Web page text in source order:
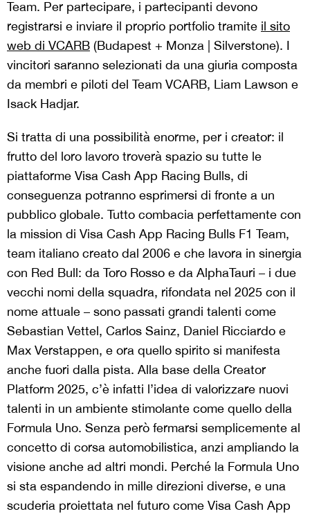
Team. Per partecipare, i partecipanti devono
registrarsi e inviare il proprio portfolio tramite il sito
web di VCARB (Budapest + Monza | Silverstone). I
vincitori saranno selezionati da una giuria composta
da membri e piloti del Team VCARB, Liam Lawson e
Isack Hadjar.
Si tratta di una possibilità enorme, per i creator: il
frutto del loro lavoro troverà spazio su tutte le
piattaforme Visa Cash App Racing Bulls, di
conseguenza potranno esprimersi di fronte a un
pubblico globale. Tutto combacia perfettamente con
la mission di Visa Cash App Racing Bulls F1 Team,
team italiano creato dal 2006 e che lavora in sinergia
con Red Bull: da Toro Rosso e da AlphaTauri – i due
vecchi nomi della squadra, rifondata nel 2025 con il
nome attuale – sono passati grandi talenti come
Sebastian Vettel, Carlos Sainz, Daniel Ricciardo e
Max Verstappen, e ora quello spirito si manifesta
anche fuori dalla pista. Alla base della Creator
Platform 2025, c’è infatti l’idea di valorizzare nuovi
talenti in un ambiente stimolante come quello della
Formula Uno. Senza però fermarsi semplicemente al
concetto di corsa automobilistica, anzi ampliando la
visione anche ad altri mondi. Perché la Formula Uno
si sta espandendo in mille direzioni diverse, e una
scuderia proiettata nel futuro come Visa Cash App